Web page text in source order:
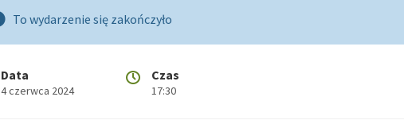
To wydarzenie się zakończyło
Data
4 czerwca 2024
Czas
17:30